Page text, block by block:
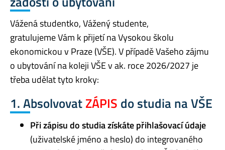
Vážená studentko, Vážený studente,
gratulujeme Vám k přijetí na Vysokou školu
ekonomickou v Praze (VŠE). V případě Vašeho zájmu
o ubytování na koleji VŠE v ak. roce 2026/2027 je
třeba udělat tyto kroky:
1. AbsolvovatZÁPIS do studia na VŠE
Při zápisu do studia získáte přihlašovací údaje
(uživatelské jméno a heslo) do integrovaného